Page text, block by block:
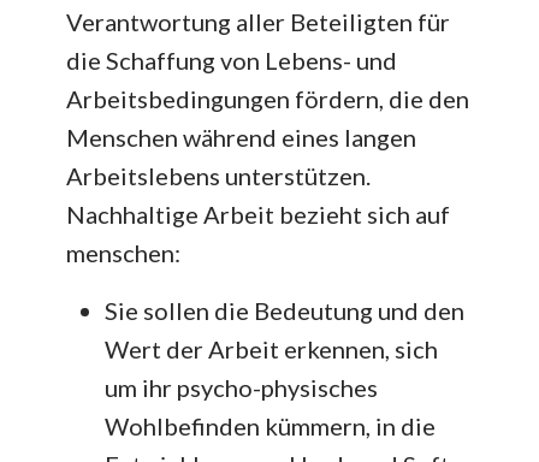
Verantwortung aller Beteiligten für
die Schaffung von Lebens- und
Arbeitsbedingungen fördern, die den
Menschen während eines langen
Arbeitslebens unterstützen.
Nachhaltige Arbeit bezieht sich auf
menschen:
Sie sollen die Bedeutung und den
Wert der Arbeit erkennen, sich
um ihr psycho-physisches
Wohlbefinden kümmern, in die